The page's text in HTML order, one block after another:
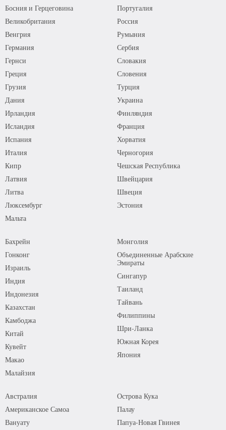
Босния и Герцеговина
Великобритания
Венгрия
Германия
Гернси
Греция
Грузия
Дания
Ирландия
Исландия
Испания
Италия
Кипр
Латвия
Литва
Люксембург
Мальта
Португалия
Россия
Румыния
Сербия
Словакия
Словения
Турция
Украина
Финляндия
Франция
Хорватия
Черногория
Чешская Республика
Швейцария
Швеция
Эстония
Бахрейн
Гонконг
Израиль
Индия
Индонезия
Казахстан
Камбоджа
Китай
Кувейт
Макао
Малайзия
Монголия
Объединенные Арабские
Эмираты
Сингапур
Таиланд
Тайвань
Филиппины
Шри-Ланка
Южная Корея
Япония
Австралия
Американское Самоа
Вануату
Острова Кука
Палау
Папуа-Новая Гвинея